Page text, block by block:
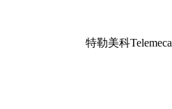
特勒美科